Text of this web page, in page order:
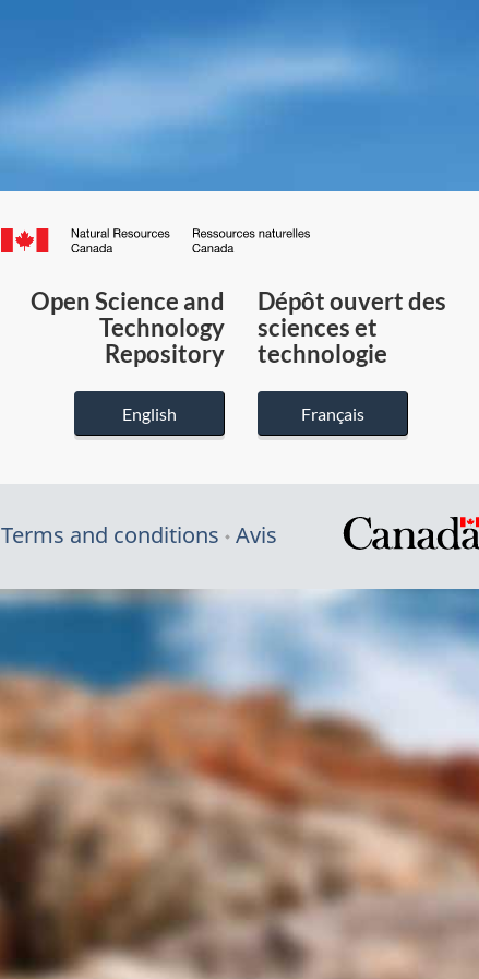
Canada.ca
du
Canada
Open Science and
Technology
Repository
English
Dépôt ouvert des
sciences et
technologie
Français
Terms and conditions Avis